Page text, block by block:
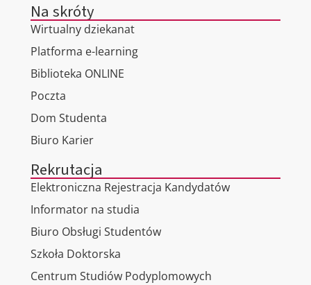
Na skróty
Wirtualny dziekanat
Platforma e-learning
Biblioteka ONLINE
Poczta
Dom Studenta
Biuro Karier
Rekrutacja
Elektroniczna Rejestracja Kandydatów
Informator na studia
Biuro Obsługi Studentów
Szkoła Doktorska
Centrum Studiów Podyplomowych